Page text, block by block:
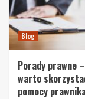
Blog
Porady prawne
warto
pomocy